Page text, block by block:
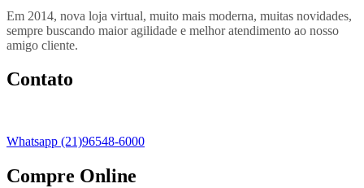
Em 2014, nova loja virtual, muito mais moderna, muitas novidades,
sempre buscando maior agilidade e melhor atendimento ao nosso
amigo cliente.
Contato
Whatsapp (21)96548-6000
Compre Online